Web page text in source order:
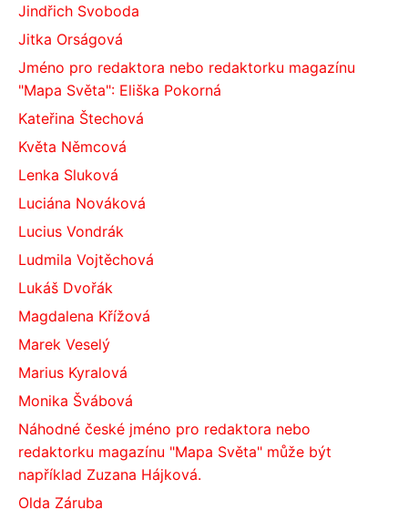
Jindřich Svoboda
Jitka Orságová
Jméno pro redaktora nebo redaktorku magazínu
"Mapa Světa": Eliška Pokorná
Kateřina Štechová
Květa Němcová
Lenka Sluková
Luciána Nováková
Lucius Vondrák
Ludmila Vojtěchová
Lukáš Dvořák
Magdalena Křížová
Marek Veselý
Marius Kyralová
Monika Švábová
Náhodné české jméno pro redaktora nebo
redaktorku magazínu "Mapa Světa" může být
například Zuzana Hájková.
Olda Záruba